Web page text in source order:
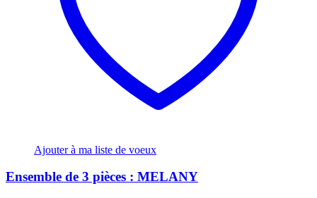
Ajouter à ma liste de voeux
Ensemble de 3 pièces : MELANY